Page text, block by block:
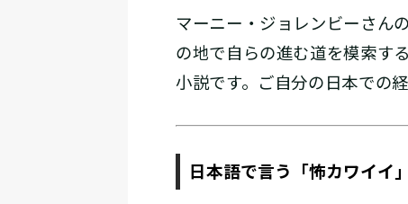
マーニー・ジョレンビーさん
の地で自らの進む道を模索す
小説です。ご自分の日本での
日本語で言う「怖カワイイ